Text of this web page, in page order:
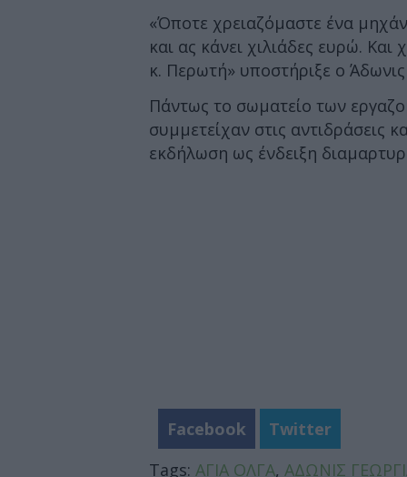
«Όποτε χρειαζόμαστε ένα
και ας κάνει χιλιάδες ευρώ.
κ. Περωτή» υποστήριξε ο
Πάντως το σωματείο των
συμμετείχαν στις αντιδράσεις
εκδήλωση ως ένδειξη
Facebook
Twitter
Tags: ΑΓΙΑ ΟΛΓΑ, ΑΔΩΝΙΣ